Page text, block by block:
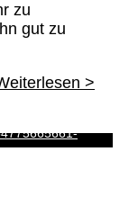
zu
gut zu
>